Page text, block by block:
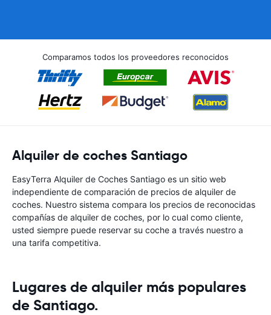
Comparamos todos los proveedores reconocidos
Alquiler de coches Santiago
EasyTerra Alquiler de Coches Santiago es un sitio web
independiente de comparación de precios de alquiler de
coches. Nuestro sistema compara los precios de reconocidas
compañías de alquiler de coches, por lo cual como cliente,
usted siempre puede reservar su coche a través nuestro a
una tarifa competitiva.
Lugares de alquiler más populares
de Santiago.